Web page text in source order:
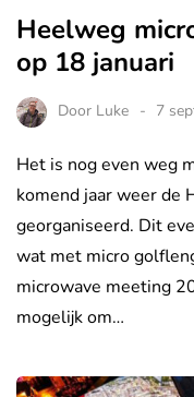
Heelweg
op 18 januari
Door Luke 7
Het is nog even weg
komend jaar weer de
georganiseerd. Dit
wat met micro
microwave meeting
mogelijk om…